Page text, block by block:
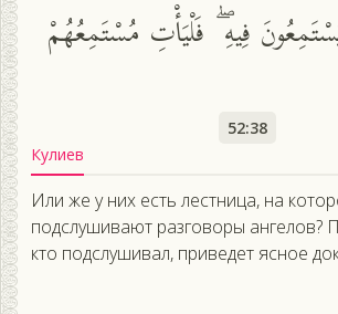
فِيهِ ۖ فَلْيَأْتِ مُسْتَمِعُهُمْ
52:38
Кулиев
Или же у них есть лестница, на
подслушивают разговоры ангелов?
кто подслушивал, приведет ясное